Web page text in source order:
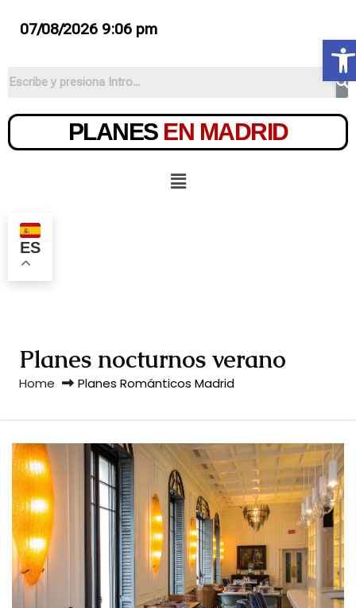
07/08/2026 9:06 pm
PLANES EN MADRID
ES
Planes nocturnos verano
Home Planes Románticos Madrid